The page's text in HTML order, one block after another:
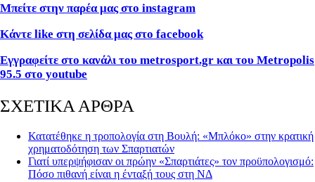
Μπείτε στην παρέα μας στο instagram
Κάντε like στη σελίδα μας στο facebook
Εγγραφείτε στο κανάλι του metrosport.gr και του Metropolis
95.5 στο youtube
ΣΧΕΤΙΚΑ ΑΡΘΡΑ
Κατατέθηκε η τροπολογία στη Βουλή: «Μπλόκο» στην κρατική
χρηματοδότηση των Σπαρτιατών
Γιατί υπερψήφισαν οι πρώην «Σπαρτιάτες» τον προϋπολογισμό:
Πόσο πιθανή είναι η ένταξή τους στη ΝΔ